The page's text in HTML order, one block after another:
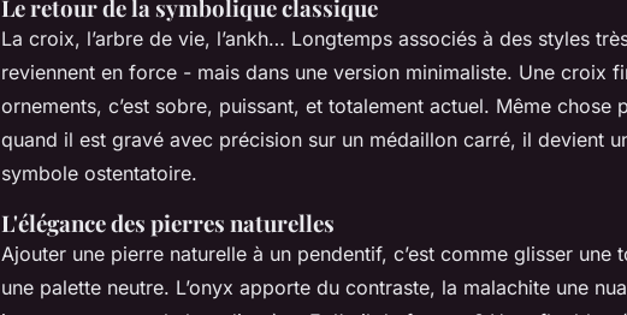
Le retour de la symbolique classique
La croix, l’arbre de vie, l’ankh… Longtemps associés à des styles
reviennent en force - mais dans une version minimaliste. Une croix
ornements, c’est sobre, puissant, et totalement actuel. Même chose
quand il est gravé avec précision sur un médaillon carré, il devient
symbole ostentatoire.
L'élégance des pierres naturelles
Ajouter une pierre naturelle à un pendentif, c’est comme glisser une
une palette neutre. L’onyx apporte du contraste, la malachite une